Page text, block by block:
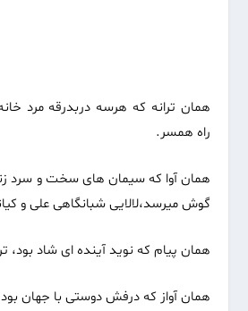
همان ترانه که هرسه دربدرقه مرد
راه همسر.
همان آوا که سیمان های سخت و سرد
گوش میرسد،لالایی شبانگاهی علی و
همان پیام که نوید آینده ای شاد بود،
همان آواز که درفش دوستی با جهان